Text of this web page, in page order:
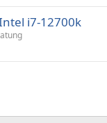
i7-12700k